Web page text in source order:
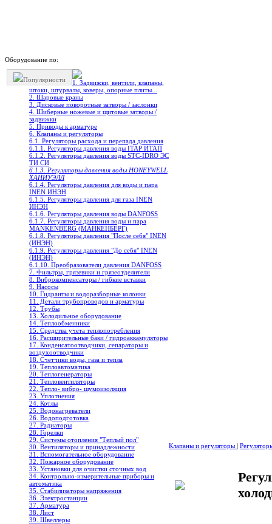
Оборудование по:
Популярности
1. Задвижки, вентили, клапаны,
штоки, штурвалы, коверы, опорные плиты...
2. Шаровые краны
3. Дисковые поворотные затворы / заслонки
4. Шиберные ножевые и щитовые затворы /
задвижки
5. Приводы к арматуре
6. Клапаны и регуляторы
6.1. Регуляторы расхода и перепада давления
6.1.1. Регуляторы давления воды ITAP ИТАП
6.1.2. Регуляторы давления воды STC-IDRO ЭС
ТИ СИ
6.1.3. Регуляторы давления воды HONEYWELL
ХАНИУЭЛЛ
6.1.4. Регуляторы давления для воды и пара
INEN ИНЭН
6.1.5. Регуляторы давления для газа INEN
ИНЭН
6.1.6. Регуляторы давления воды DANFOSS
6.1.7. Регуляторы давления воды и пара
MANKENBERG (МАНКЕНБЕРГ)
6.1.8. Регуляторы давления "После себя" INEN
(ИНЭН)
6.1.9. Регуляторы давления "До себя" INEN
(ИНЭН)
6.1.10. Преобразователи давления DANFOSS
7. Фильтры, грязевики и грязеотделители
8. Виброкомпенсаторы / гибкие вставки
9. Насосы
10. Гидранты и водоразборные колонки
11. Детали трубопроводов и арматуры
12. Трубы
13. Холодильное oборудование
14. Теплообменники
15. Средства учета теплопотребления
16. Расширительные баки / гидроаккамуляторы
17. Конденсатоотводчики, сепараторы и
воздухоотводчики
18. Счетчики воды, газа и тепла
19. Теплоавтоматика
20. Теплогенераторы
21. Тепловентиляторы
22. Тепло- вибро- шумоизоляция
23. Уплотнения
24. Котлы
25. Водонагреватели
26. Водоподготовка
27. Радиаторы
28. Горелки
29. Системы отопления "Теплый пол"
30. Вентиляторы и принадлежности
31. Вспомогательное оборудование
32. Пожарное оборудование
33. Установки для очистки сточных вод
34. Контрольно-измерительные приборы и
автоматика
35. Стабилизаторы напряжения
36. Электростанции
37. Арматура
38. Лист
39. Швеллеры
Клапаны и регуляторы |